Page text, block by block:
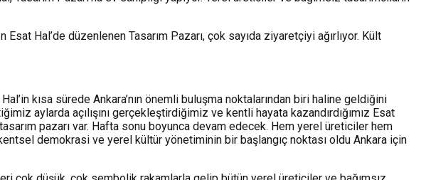
Hal’de düzenlenen Tasarım Pazarı, çok sayıda ziyaretçiyi ağırlıyor. Kült
kısa sürede Ankara’nın önemli buluşma noktalarından biri haline geldiğini
aylarda açılışını gerçekleştirdiğimiz ve kentli hayata kazandırdığımız Esat
pazarı var. Hafta sonu boyunca devam edecek. Hem yerel üreticiler hem
demokrasi ve yerel kültür yönetiminin bir başlangıç noktası oldu Ankara için